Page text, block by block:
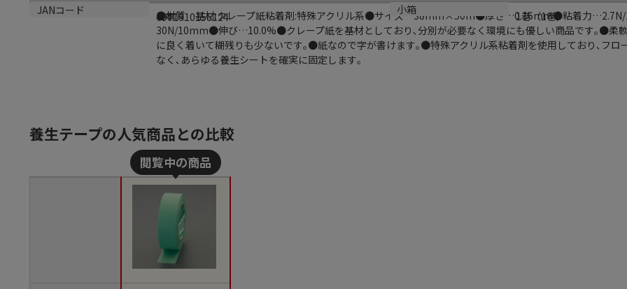
商品説明
●材質…基材:クレープ紙粘着剤:特殊アクリル系●サイズ…38mm×50m●厚さ…0.16mm●粘着力
30N/10mm●伸び…10.0%●クレープ紙を基材としており､分別が必要なく環境にも優しい商品です｡●柔
に良く着いて糊残りも少ないです｡●紙なので字が書けます｡●特殊アクリル系粘着剤を使用しており､フロ
なく､あらゆる養生シートを確実に固定します｡
生産国
日本
小箱
1巻（1巻）
JANコード
4971910156124
養生テープの人気商品との比較